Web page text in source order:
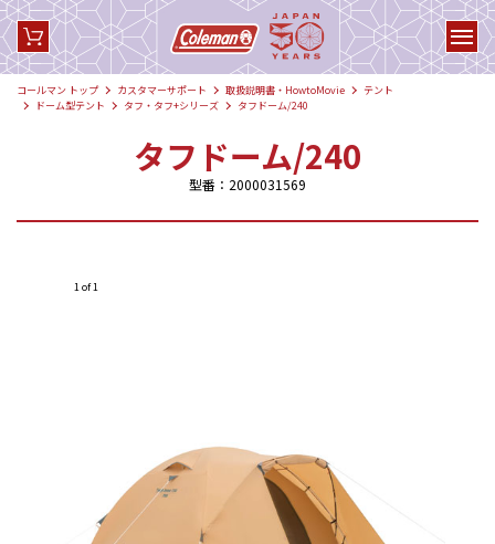
コールマン トップ カスタマーサポート 取扱説明書・HowtoMovie
テント
ドーム型テント
タフ・タフ+シリーズ タフドーム/240
タフドーム/240
型番：2000031569
1 of 1